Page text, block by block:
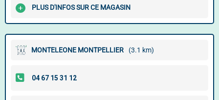
PLUS D'INFOS SUR CE MAGASIN
MONTELEONE MONTPELLIER (3.1 km)